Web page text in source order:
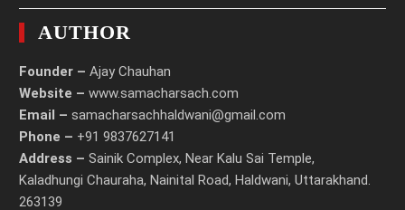
AUTHOR
Founder – Ajay Chauhan
Website – www.samacharsach.com
Email – samacharsachhaldwani@gmail.com
Phone – +91 9837627141
Address – Sainik Complex, Near Kalu Sai Temple,
Kaladhungi Chauraha, Nainital Road, Haldwani, Uttarakhand.
263139